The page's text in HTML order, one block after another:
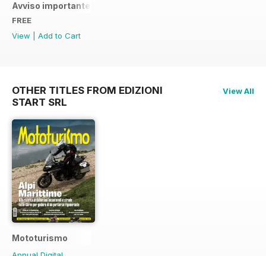
Avviso importante
FREE
View
Add to Cart
OTHER TITLES FROM EDIZIONI
START SRL
View All
Mototurismo